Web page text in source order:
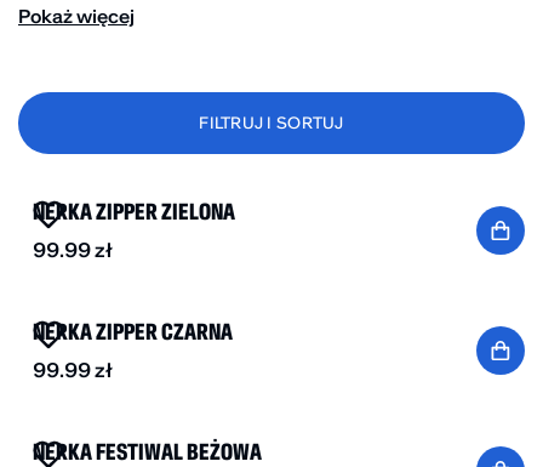
portfel i klucze. Regulowany pasek i solidna klamra
Pokaż więcej
FILTRUJ I SORTUJ
NOWOŚĆ
NERKA ZIPPER ZIELONA
99.99zł
NERKA ZIPPER CZARNA
99.99zł
NERKA FESTIWAL BEŻOWA